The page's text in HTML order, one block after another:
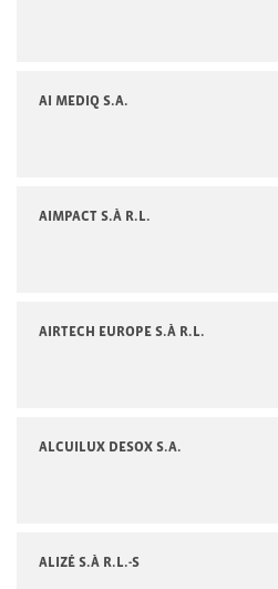
AI MEDIQ S.A.
AIMPACT S.À R.L.
AIRTECH EUROPE S.À R.L.
ALCUILUX DESOX S.A.
ALIZÉ S.À R.L.-S